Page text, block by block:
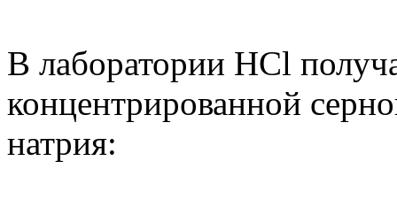
В лаборатории НСl
концентрированной
натрия: